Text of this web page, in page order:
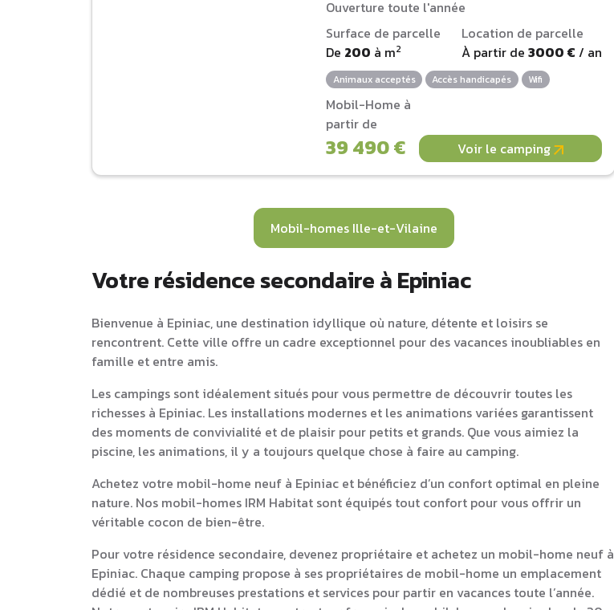
Ouverture toute l'année
Surface de parcelle
De 200 à m2
Location de parcelle
À partir de 3000 € / an
Animaux acceptés Accès handicapés Wifi
Mobil-Home à
partir de
39 490 € Voir le camping
Mobil-homes Ille-et-Vilaine
Votre résidence secondaire à Epiniac
Bienvenue à Epiniac, une destination idyllique où nature, détente et loisirs se
rencontrent. Cette ville offre un cadre exceptionnel pour des vacances inoubliables en
famille et entre amis.
Les campings sont idéalement situés pour vous permettre de découvrir toutes les
richesses à Epiniac. Les installations modernes et les animations variées garantissent
des moments de convivialité et de plaisir pour petits et grands. Que vous aimiez la
piscine, les animations, il y a toujours quelque chose à faire au camping.
Achetez votre mobil-home neuf à Epiniac et bénéficiez d’un confort optimal en pleine
nature. Nos mobil-homes IRM Habitat sont équipés tout confort pour vous offrir un
véritable cocon de bien-être.
Pour votre résidence secondaire, devenez propriétaire et achetez un mobil-home neuf à
Epiniac. Chaque camping propose à ses propriétaires de mobil-home un emplacement
dédié et de nombreuses prestations et services pour partir en vacances toute l’année.